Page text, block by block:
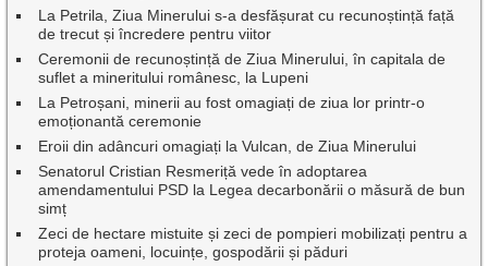
La Petrila, Ziua Minerului s-a desfășurat cu recunoștință față
de trecut și încredere pentru viitor
Ceremonii de recunoștință de Ziua Minerului, în capitala de
suflet a mineritului românesc, la Lupeni
La Petroșani, minerii au fost omagiați de ziua lor printr-o
emoționantă ceremonie
Eroii din adâncuri omagiați la Vulcan, de Ziua Minerului
Senatorul Cristian Resmeriță vede în adoptarea
amendamentului PSD la Legea decarbonării o măsură de bun
simț
Zeci de hectare mistuite și zeci de pompieri mobilizați pentru a
proteja oameni, locuințe, gospodării și păduri